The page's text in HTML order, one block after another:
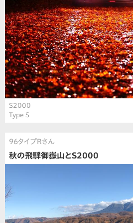
S2000
Type S
96タイプRさん
秋の飛騨御嶽山とS2000